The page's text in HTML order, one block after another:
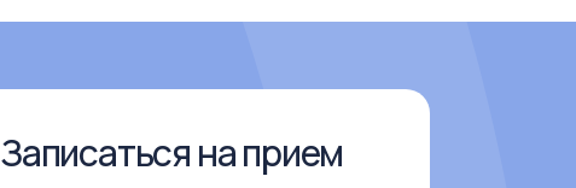
Записаться на прием